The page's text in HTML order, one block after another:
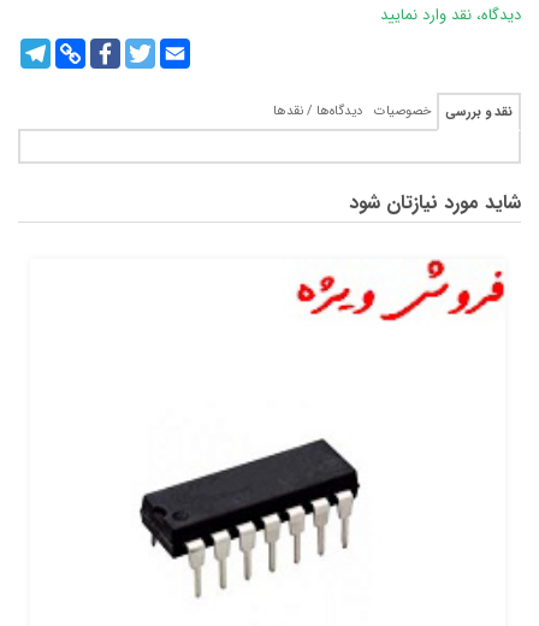
دیدگاه، نقد وارد نمایید
Copy
Link
FacebookTwitterEmail
نقد و بررسی خصوصیات دیدگاه‌ها / نقدها
شاید مورد نیازتان شود